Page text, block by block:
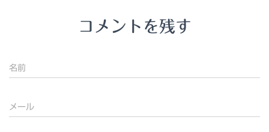
コメントを残す
名前
メール